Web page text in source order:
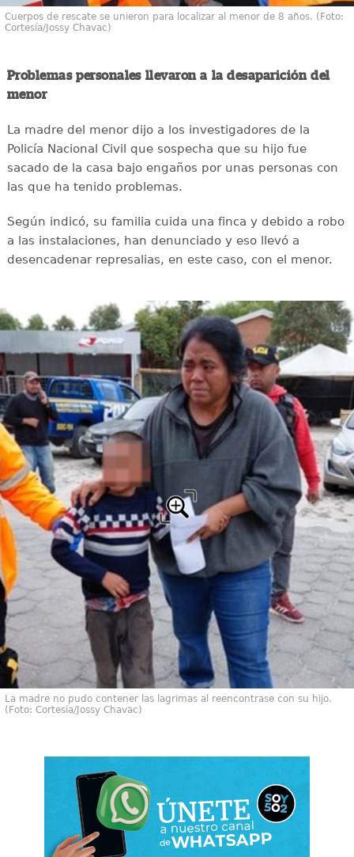
Cuerpos de rescate se unieron para localizar al menor de 8 años. (Foto:
Cortesía/Jossy Chavac)
Problemas personales llevaron a la desaparición del
menor
La madre del menor dijo a los investigadores de la
Policía Nacional Civil que sospecha que su hijo fue
sacado de la casa bajo engaños por unas personas con
las que ha tenido problemas.
Según indicó, su familia cuida una finca y debido a robo
a las instalaciones, han denunciado y eso llevó a
desencadenar represalias, en este caso, con el menor.
La madre no pudo contener las lagrimas al reencontrase con su hijo.
(Foto: Cortesía/Jossy Chavac)